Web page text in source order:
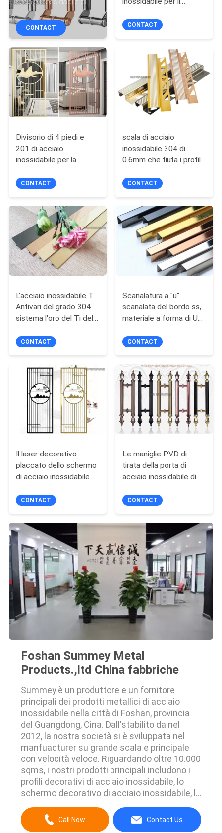
CONTROLLO
DI
QUALITÀ
CONTATTICI
NOTIZIE
CASI
DEL
SITO
PRIVACY
POLICY
acciaio inossidabile di
effetto dello specchio
500mm
CONTACT CONTACT
Divisorio di 4 piedi e
201 di acciaio
inossidabile per la
entrata
CONTACT
scala di acciaio
inossidabile 304 di
0.6mm che fiuta i profili
bordo di punto
CONTACT
L'acciaio inossidabile T
Antivari del grado 304
sistema l'oro del Ti dello
di T scanalato
CONTACT
Scanalatura a "u"
scanalata del bordo ss,
materiale a forma di U
metallo 10x10x10mm
CONTACT
Il laser decorativo
placcato dello schermo
di acciaio inossidabile
96in
CONTACT
Le maniglie PVD di
tirata della porta di
acciaio inossidabile di
ricoperto il grado
CONTACT
Foshan Summey Metal
Products.,ltd China fabbriche
Summey è un produttore e un fornitore
principali dei prodotti metallici di acciaio
inossidabile nella città di Foshan, provincia
del Guangdong, Cina. Dall'stabilito da nel
2012, la nostra società si è sviluppata nel
manfuacturer su grande scala e principale
con velocità veloce. Riguardando oltre 10.000
sqms, i nostri prodotti principali includono i
profili decorativi di acciaio inossidabile, lo
schermo decorativo di acciaio inossidabile, le
prodotti di acciaio inossidabile. Insistiamo in
cliente in primo luogo, nella qualità in primo
Call Now Contact Us